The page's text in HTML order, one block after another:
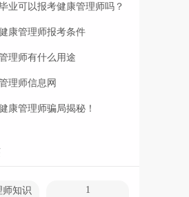
业可以报考健康管理师吗？
康管理师报考条件
理师有什么用途
理师信息网
康管理师骗局揭秘！
师知识
1